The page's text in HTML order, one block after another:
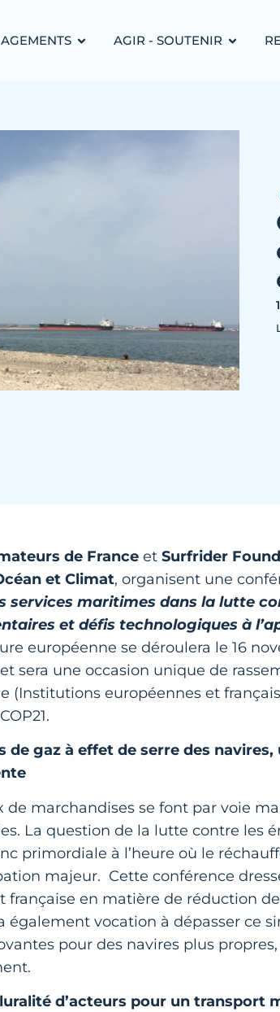
AGIR - SOUTENIR
de France et Surfrider
et Climat, organisent une
services maritimes dans la lutte
et défis technologiques à
européenne se déroulera le 16
sera une occasion unique de
(Institutions européennes et
gaz à effet de serre des navires,
de marchandises se font par voie
La question de la lutte contre les
primordiale à l’heure où le
majeur. Cette conférence
en matière de réduction
également vocation à dépasser ce
pour des navires plus
d’acteurs pour un transport